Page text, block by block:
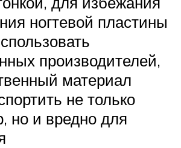
ногтевой пластины
производителей,
материал
не только
но и вредно для